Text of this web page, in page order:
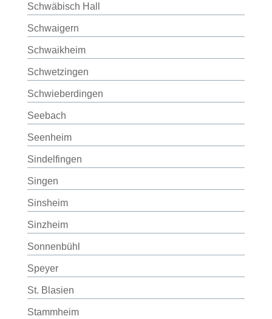
Schwäbisch Hall
Schwaigern
Schwaikheim
Schwetzingen
Schwieberdingen
Seebach
Seenheim
Sindelfingen
Singen
Sinsheim
Sinzheim
Sonnenbühl
Speyer
St. Blasien
Stammheim